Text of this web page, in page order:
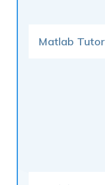
Matlab